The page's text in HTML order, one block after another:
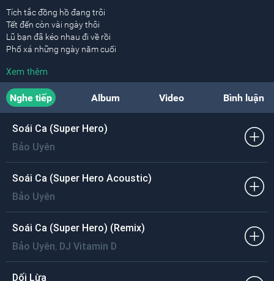
Tích tắc đồng hồ đang trôi
Tết đến còn vài ngày thôi
Lũ bạn đã kéo nhau đi về rồi
Phố xá những ngày năm cuối
Bất chợt chỉ muốn gọi về Mẹ thôi.
Để thấy lòng được ấm áp
Tết này con chẳng về được Mẹ ơi
Muốn lắm mà con không thể
Xót lắm nỗi nhớ xa quê
[ĐK1:]
Nhớ quá không khí trong nhà
Nồi bánh chưng của Bà
Nhớ quá câu chúc câu cười
Xem thêm
Nghe tiếp Album Video Bình luận
Soái Ca (Super Hero)
Bảo Uyên
Soái Ca (Super Hero Acoustic)
Bảo Uyên
Soái Ca (Super Hero) (Remix)
Bảo Uyên, DJ Vitamin D
Dối Lừa